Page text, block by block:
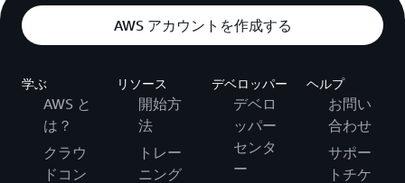
AWS アカウントを作成する
学ぶ
AWS と
は？
クラウ
ドコン
リソース
開始方
法
トレー
ニング
デベロッパー
デベロ
ッパー
センタ
ー
ヘルプ
お問い
合わせ
サポー
トチケ